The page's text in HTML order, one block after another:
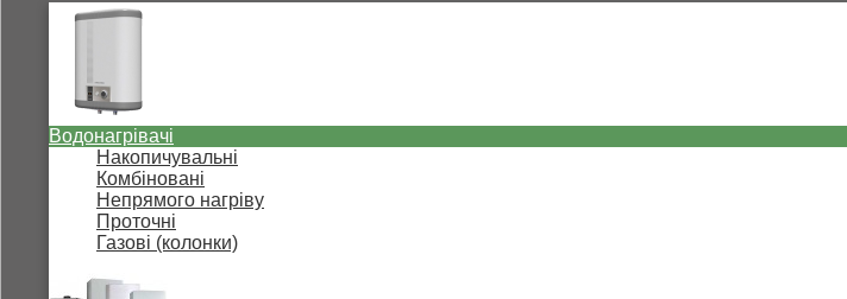
Водонагрівачі
Накопичувальні
Комбіновані
Непрямого нагріву
Проточні
Газові (колонки)